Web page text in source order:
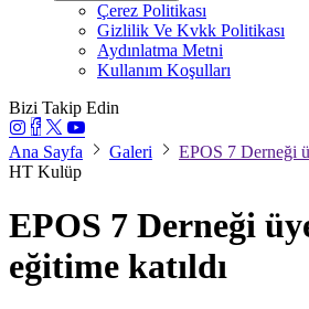
Çerez Politikası
Gizlilik Ve Kvkk Politikası
Aydınlatma Metni
Kullanım Koşulları
Bizi Takip Edin
Ana Sayfa Galeri
EPOS 7 Derneği
HT Kulüp
EPOS 7 Derneği
eğitime katıldı